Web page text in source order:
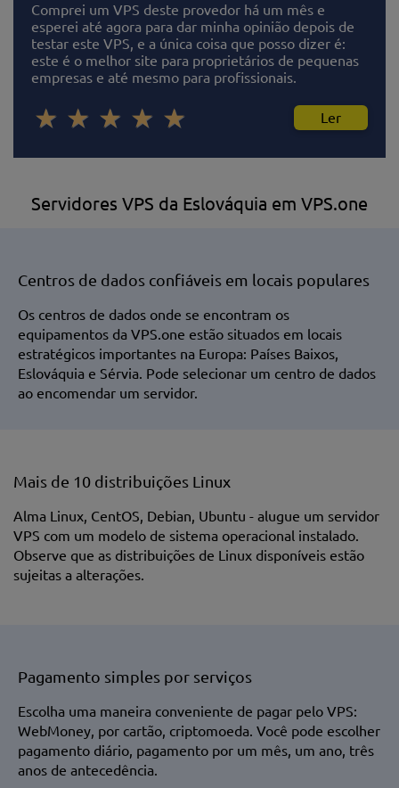
Comprei um VPS deste provedor há um mês e
esperei até agora para dar minha opinião depois de
testar este VPS, e a única coisa que posso dizer é:
este é o melhor site para proprietários de pequenas
empresas e até mesmo para profissionais.
Ler
Servidores VPS da Eslováquia em VPS.one
Centros de dados confiáveis em locais populares
Os centros de dados onde se encontram os
equipamentos da VPS.one estão situados em locais
estratégicos importantes na Europa: Países Baixos,
Eslováquia e Sérvia. Pode selecionar um centro de dados
ao encomendar um servidor.
Mais de 10 distribuições Linux
Alma Linux, CentOS, Debian, Ubuntu - alugue um servidor
VPS com um modelo de sistema operacional instalado.
Observe que as distribuições de Linux disponíveis estão
sujeitas a alterações.
Pagamento simples por serviços
Escolha uma maneira conveniente de pagar pelo VPS:
WebMoney, por cartão, criptomoeda. Você pode escolher
pagamento diário, pagamento por um mês, um ano, três
anos de antecedência.